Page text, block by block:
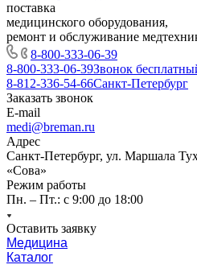
поставка
медицинского оборудования,
ремонт и обслуживание
8-800-333-06-39
8-800-333-06-39Звонок
8-812-336-54-66Санкт-Петербург
Заказать звонок
E-mail
medi@breman.ru
Адрес
Санкт-Петербург, ул. Маршала
«Сова»
Режим работы
Пн. – Пт.: с 9:00 до 18:00
Оставить заявку
Медицина
Каталог